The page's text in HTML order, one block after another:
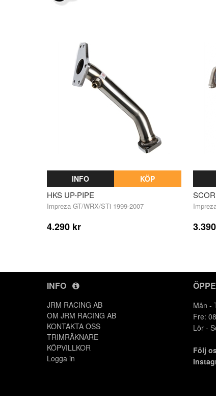
INFO KÖP
HKS UP-PIPE
Impreza GT/WRX/STi 1999-2007
4.290 kr
INFO
JRM RACING AB
OM JRM RACING AB
KONTAKTA OSS
TRIMRÄKNARE
KÖPVILLKOR
Logga in
Mån -
Fre:
Lör -
Följ